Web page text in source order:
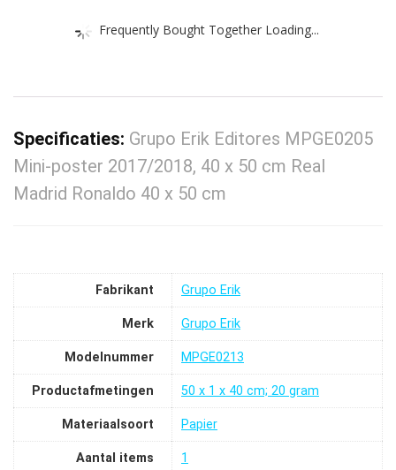
Frequently Bought Together Loading...
Specificaties: Grupo Erik Editores MPGE0205
Mini-poster 2017/2018, 40 x 50 cm Real
Madrid Ronaldo 40 x 50 cm
Fabrikant ‎Grupo Erik
Merk ‎Grupo Erik
Modelnummer ‎MPGE0213
Productafmetingen ‎50 x 1 x 40 cm; 20 gram
Materiaalsoort ‎Papier
Aantal items ‎1